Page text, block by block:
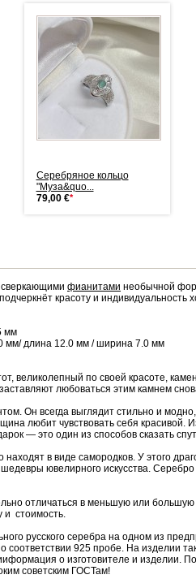
Серебряное кольцо
"Муза&quo...
79,00 €*
сверкающими фианитами необычной
красоту и индивидуальность
мм
мм/ длина 12.0 мм / ширина 7.0 мм
великолепный по своей красоте,
любоваться этим камнем
Он всегда выглядит стильно и
любит чувствовать себя красивой.
— это один из способов сказать
в виде самородков. У этого
ювелирного искусства.
отличаться в меньшую или
и стоимость.
русского серебра на одном из
925 пробе. На изделии
о изготовителе и изделии.
советским ГОСТам!